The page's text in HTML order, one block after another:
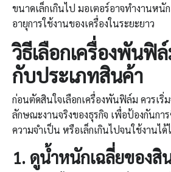
ขนาดเล็กเกินไป มอเตอร์อาจทำงานหนั
อายุการใช้งานของเครื่องในระยะยาว
วิธีเลือกเครื่องพันฟิ
กับประเภทสินค้า
ก่อนตัดสินใจเลือกเครื่องพันฟิล์ม ควรเริ่ม
ลักษณะงานจริงของธุรกิจ เพื่อป้องกันกา
ความจำเป็น หรือเล็กเกินไปจนใช้งานไ
1. ดูน้ำหนักเฉลี่ยของสิ